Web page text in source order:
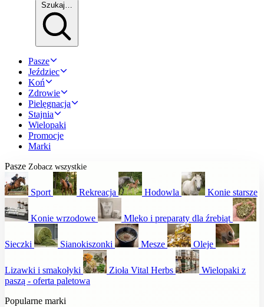
Szukaj…
Pasze
Jeździec
Koń
Zdrowie
Pielęgnacja
Stajnia
Wielopaki
Promocje
Marki
Pasze Zobacz wszystkie
Sport Rekreacja Hodowla Konie starsze
Konie wrzodowe Mleko i preparaty dla źrebiąt
Sieczki Sianokiszonki Mesze Oleje
Lizawki i smakołyki Zioła Vital Herbs
Wielopaki z
paszą - oferta paletowa
Popularne marki